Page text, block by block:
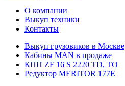
О компании
Выкуп техники
Контакты
Выкуп грузовиков в Москве
Кабины MAN в продаже
КПП ZF 16 S 2220 TD, TO
Редуктор MERITOR 177Е